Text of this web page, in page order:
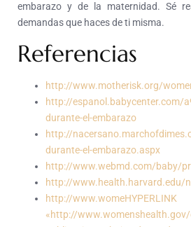
embarazo y de la maternidad. Sé
demandas que haces de ti misma.
Referencias
http://www.motherisk.org/
http://espanol.babycenter.com/
durante-el-embarazo
http://
durante-el-embarazo.aspx
http://www.webmd.com/baby/
http://www.health.harvard.edu/
http://www.womeHYPERLINK
«http://